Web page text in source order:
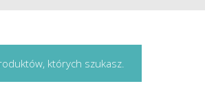
których szukasz.